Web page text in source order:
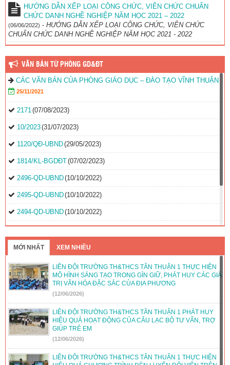
HƯỚNG DẪN XẾP LOẠI CÔNG CHỨC, VIÊN CHỨC CHUẨN
CHỨC DANH NGHỀ NGHIỆP NĂM HỌC 2021 – 2022
(06/06/2022) - HƯỚNG DẪN XẾP LOẠI CÔNG CHỨC, VIÊN CHỨC
CHUẨN CHỨC DANH NGHỀ NGHIỆP NĂM HỌC 2021 - 2022
VĂN BẢN TỪ PHÒNG GD&ĐT
CÁC VĂN BẢN CỦA PHÒNG GIÁO DỤC – ĐÀO TẠO VĨNH THUẬN
25/11/2021
2171 (07/08/2023)
10/2023(31/07/2023)
1120/QĐ-UBND(29/05/2023)
1814/KL-BGDĐT(07/02/2023)
2496-QD-UBND(10/10/2022)
2495-QD-UBND(10/10/2022)
2494-QD-UBND(10/10/2022)
888/TB-UBND(31/08/2022)
2397/QĐ-UBND(26/08/2022)
31/2022/NQ-HĐND (16/08/2022)
MỚI NHẤT XEM NHIỀU
LIÊN ĐỘI TRƯỜNG TH&THCS TÂN THUẬN 1 THỰC HIỆN
MÔ HÌNH SÁNG TẠO TRONG GÌN GIỮ, PHÁT HUY CÁC GIÁ
TRỊ VĂN HÓA ĐẶC SẮC CỦA ĐỊA PHƯƠNG
(12/06/2026)
LIÊN ĐỘI TRƯỜNG TH&THCS TÂN THUẬN 1 PHÁT HUY
HIỆU QUẢ HOẠT ĐỘNG CỦA CÂU LẠC BỘ TƯ VẤN, TRỢ
GIÚP TRẺ EM
(12/06/2026)
LIÊN ĐỘI TRƯỜNG TH&THCS TÂN THUẬN 1 THỰC HIỆN